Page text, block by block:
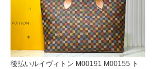
後払いルイヴィトン M00191 M00155 ト